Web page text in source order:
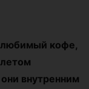
любимый кофе,
внутренним